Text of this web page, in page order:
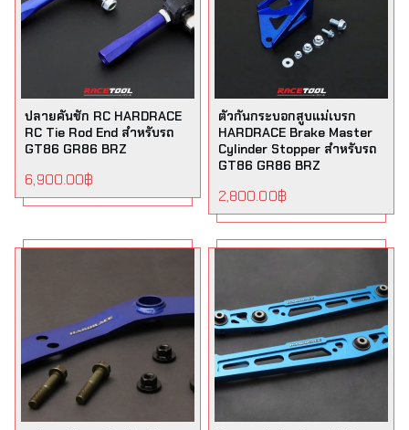
ปลายคันชัก RC HARDRACE
RC Tie Rod End สำหรับรถ
GT86 GR86 BRZ
6,900.00฿
ตัวกันกระบอกสูบแม่เบรก
HARDRACE Brake Master
Cylinder Stopper สำหรับรถ
GT86 GR86 BRZ
2,800.00฿